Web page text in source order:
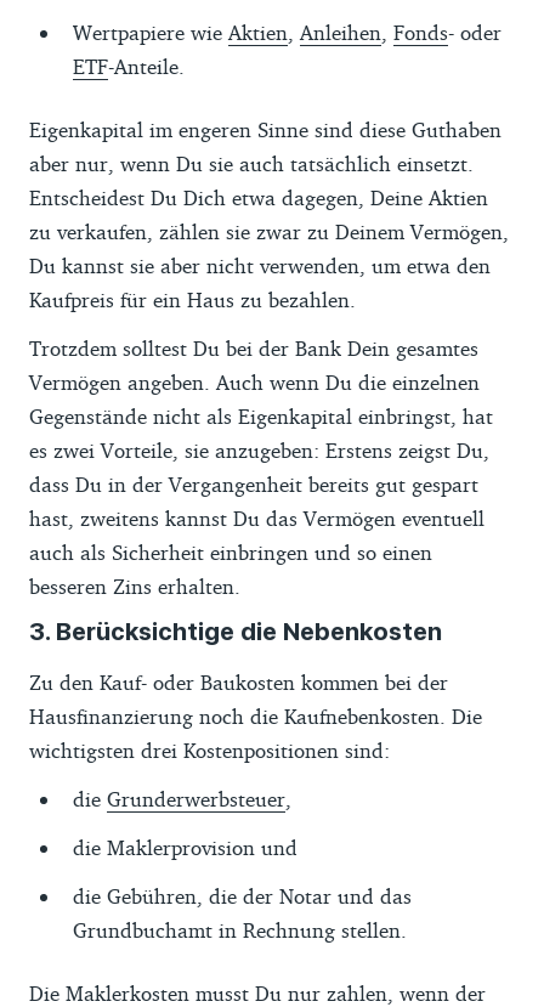
Wertpapiere wie Aktien Anleihen Fonds- oder
ETF-Anteile.
Eigenkapital im engeren Sinne sind diese Guthaben
aber nur, wenn Du sie auch tatsächlich einsetzt.
Entscheidest Du Dich etwa dagegen, Deine Aktien
zu verkaufen, zählen sie zwar zu Deinem Vermögen,
Du kannst sie aber nicht verwenden, um etwa den
Kaufpreis für ein Haus zu bezahlen.
Trotzdem solltest Du bei der Bank Dein gesamtes
Vermögen angeben. Auch wenn Du die einzelnen
Gegenstände nicht als Eigenkapital einbringst, hat
es zwei Vorteile, sie anzugeben: Erstens zeigst Du,
dass Du in der Vergangenheit bereits gut gespart
hast, zweitens kannst Du das Vermögen eventuell
auch als Sicherheit einbringen und so einen
besseren Zins erhalten.
3. Berücksichtige die Nebenkosten
Zu den Kauf- oder Baukosten kommen bei der
Hausfinanzierung noch die Kaufnebenkosten. Die
wichtigsten drei Kostenpositionen sind:
die Grunderwerbsteuer
die Maklerprovision und
die Gebühren, die der Notar und das
Grundbuchamt in Rechnung stellen.
Die Maklerkosten musst Du nur zahlen, wenn der